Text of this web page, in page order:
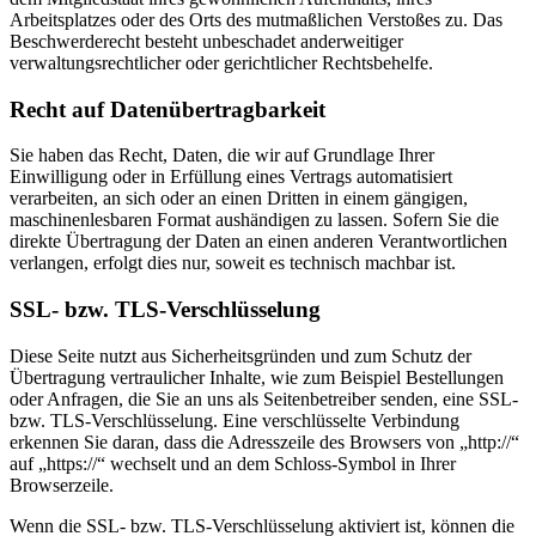
Arbeitsplatzes oder des Orts des mutmaßlichen Verstoßes zu. Das
Beschwerderecht besteht unbeschadet anderweitiger
verwaltungsrechtlicher oder gerichtlicher Rechtsbehelfe.
Recht auf Datenübertragbarkeit
Sie haben das Recht, Daten, die wir auf Grundlage Ihrer
Einwilligung oder in Erfüllung eines Vertrags automatisiert
verarbeiten, an sich oder an einen Dritten in einem gängigen,
maschinenlesbaren Format aushändigen zu lassen. Sofern Sie die
direkte Übertragung der Daten an einen anderen Verantwortlichen
verlangen, erfolgt dies nur, soweit es technisch machbar ist.
SSL- bzw. TLS-Verschlüsselung
Diese Seite nutzt aus Sicherheitsgründen und zum Schutz der
Übertragung vertraulicher Inhalte, wie zum Beispiel Bestellungen
oder Anfragen, die Sie an uns als Seitenbetreiber senden, eine SSL-
bzw. TLS-Verschlüsselung. Eine verschlüsselte Verbindung
erkennen Sie daran, dass die Adresszeile des Browsers von „http://“
auf „https://“ wechselt und an dem Schloss-Symbol in Ihrer
Browserzeile.
Wenn die SSL- bzw. TLS-Verschlüsselung aktiviert ist, können die